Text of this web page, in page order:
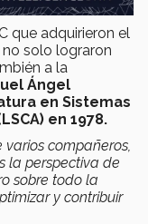
que adquirieron el
solo lograron
a la
Ángel
en Sistemas
en 1978.
compañeros,
la perspectiva de
sobre todo la
y contribuir